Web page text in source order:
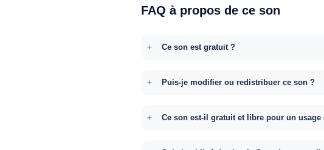
FAQ à propos de ce son
Ce son est gratuit ?
Puis-je modifier ou redistribuer ce son ?
Ce son est-il gratuit et libre pour un